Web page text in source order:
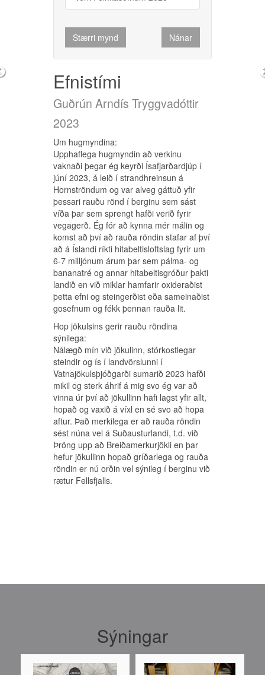
Stærri mynd Nánar
Efnistími
Guðrún Arndís Tryggvadóttir
2023
Um hugmyndina:
Upphaflega hugmyndin að verkinu
vaknaði þegar ég keyrði Ísafjarðardjúp í
júní 2023, á leið í strandhreinsun á
Hornströndum og var alveg gáttuð yfir
þessari rauðu rönd í berginu sem sást
víða þar sem sprengt hafði verið fyrir
vegagerð. Ég fór að kynna mér málin og
komst að því að rauða röndin stafar af því
að á Íslandi ríkti hitabeltisloftslag fyrir um
6-7 milljónum árum þar sem pálma- og
bananatré og annar hitabeltisgróður þakti
landið en við miklar hamfarir oxideraðist
þetta efni og steingerðist eða sameinaðist
gosefnum og fékk þennan rauða lit.
Hop jökulsins gerir rauðu röndina
sýnilega:
Nálægð mín við jökulinn, stórkostlegar
steindir og ís í landvörslunni í
Vatnajökulsþjóðgarði sumarið 2023 hafði
mikil og sterk áhrif á mig svo ég var að
vinna úr því að jökullinn hafi lagst yfir allt,
hopað og vaxið á víxl en sé svo að hopa
aftur. Það merkilega er að rauða röndin
sést núna vel á Suðausturlandi, t.d. við
Þröng upp að Breiðamerkurjökli en þar
hefur jökullinn hopað gríðarlega og rauða
röndin er nú orðin vel sýnileg í berginu við
rætur Fellsfjalls.
Verk í einkasöfnum 2023
Stærri mynd Nánar
Guðrún Arndís Tryggvadóttir
2023
Um hugmyndina:
Verkið grundvallast á því að tefla saman
menningarminjum ýmissa tímabila, s.s.
ströngum formum sem tilheyra nútíma
eða framtíð annars vegar og tilvitnunum í
aldagömul meistaraverk úr íslenskri
listasögu hins vegar. Jarðlögum er ruglað
og jarðnesk gæði moldar, eðalsteina,
málma og öskulaga takast á í eilífu flæði
fastra og fljótandi efna.
Strókurinn og fjölin:
trókurinn og fjölin:
Á altaristöflu úr Búðakirkju, mjög illa farinni
og sem geymd er í Þjóðminjasafninu má
sjá strók eða vafning sem heillaði mig svo
að ég notaði formið í verkið en þessi
vafningur og þýðing hans er áhugaverð.
Sennilega á hann að tákna ferðalag
vitringanna þar sem á honum eru þrjár
gylltar kórónur. Fjölin er aftur á móti eitt af
meistaraverkum 18. aldar úr Stóra-
Núpskirkju, eftir Ámunda Jónsson og varð
að fá að vera með.
Sýningar